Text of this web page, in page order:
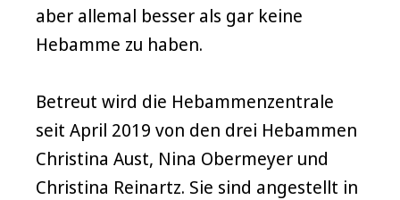
aber allemal besser als gar keine
Hebamme zu haben.
Betreut wird die Hebammenzentrale
seit April 2019 von den drei Hebammen
Christina Aust, Nina Obermeyer und
Christina Reinartz. Sie sind angestellt in